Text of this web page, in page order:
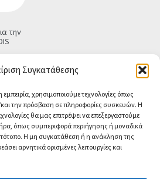
Συγκατάθεσης
χρησιμοποιούμε τεχνολογίες όπως
την πρόσβαση σε πληροφορίες συσκευών. Η
θα μας επιτρέψει να επεξεργαστούμε
όπως συμπεριφορά περιήγησης ή μοναδικά
Η μη συγκατάθεση ή η ανάκληση της
αρνητικά ορισμένες λειτουργίες και
την